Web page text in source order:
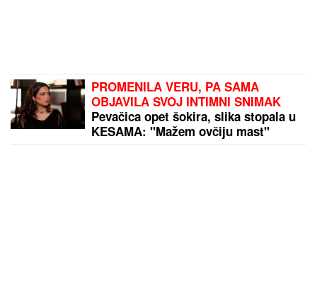
PROMENILA VERU, PA SAMA
OBJAVILA SVOJ INTIMNI SNIMAK
Pevačica opet šokira, slika stopala u
KESAMA: "Mažem ovčiju mast"